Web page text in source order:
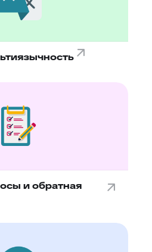
и обратная